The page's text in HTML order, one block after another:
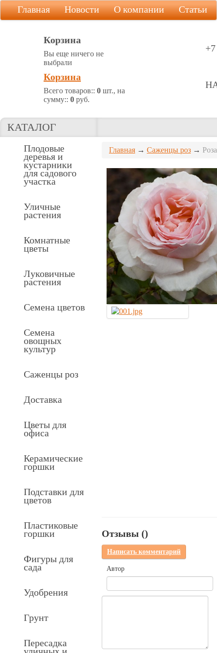
Главная Новости О компании Статьи
Корзина
Вы еще ничего не
выбрали
Корзина
Всего товаров:: 0 шт., на
сумму:: 0 руб.
КАТАЛОГ
Плодовые
деревья и
кустарники
для садового
участка
Уличные
растения
Комнатные
цветы
Луковичные
растения
Семена цветов
Семена
овощных
культур
Саженцы роз
Доставка
Цветы для
офиса
Керамические
горшки
Подставки для
цветов
Пластиковые
горшки
Фигуры для
сада
Удобрения
Грунт
Пересадка
Главная → Саженцы роз →
Отзывы ()
Написать комментарий
Автор